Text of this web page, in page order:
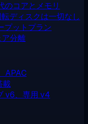
のコアとメモリ
転ディスクは一切なし
プットプラン
分離
APAC
載
v6、専用 v4